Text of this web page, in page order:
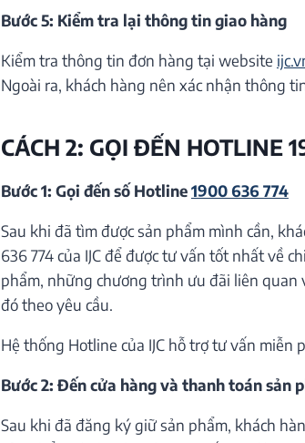
Bước 5: Kiểm tra lại thông tin giao hàng
Kiểm tra thông tin đơn hàng tại website
Ngoài ra, khách hàng nên xác nhận thông
CÁCH 2: GỌI ĐẾN HOTLINE
Bước 1: Gọi đến số Hotline1900 636 774
Sau khi đã tìm được sản phẩm mình cần,
636 774 của IJC để được tư vấn tốt nhất về
phẩm, những chương trình ưu đãi liên quan
đó theo yêu cầu.
Hệ thống Hotline của IJC hỗ trợ tư vấn miễn
Bước 2: Đến cửa hàng và thanh toán sản
Sau khi đã đăng ký giữ sản phẩm, khách